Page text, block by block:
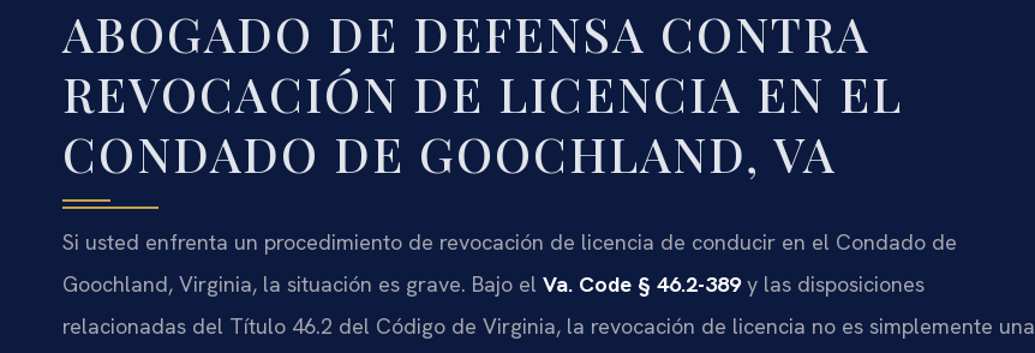
ABOGADO DE DEFENSA CONTRA
REVOCACIÓN DE LICENCIA EN EL
CONDADO DE GOOCHLAND, VA
Si usted enfrenta un procedimiento de revocación de licencia de conducir en el Condado de
Goochland, Virginia, la situación es grave. Bajo el Va. Code § 46.2-389y las disposiciones
relacionadas del Título 46.2 del Código de Virginia, la revocación de licencia no es simplemente una